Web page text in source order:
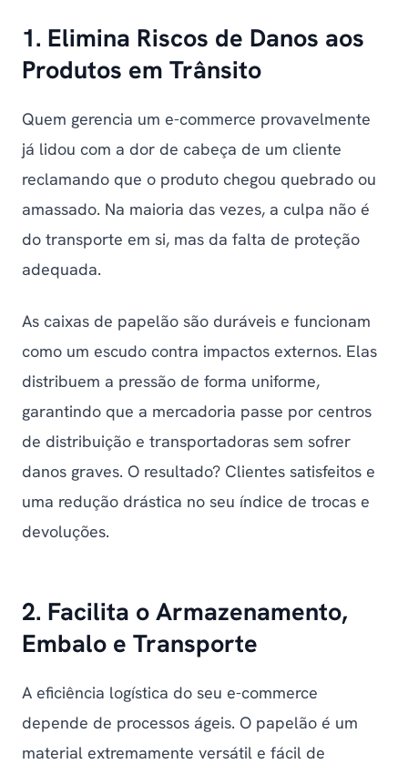
1. Elimina Riscos de Danos aos
Produtos em Trânsito
Quem gerencia um e-commerce provavelmente
já lidou com a dor de cabeça de um cliente
reclamando que o produto chegou quebrado ou
amassado. Na maioria das vezes, a culpa não é
do transporte em si, mas da falta de proteção
adequada.
As caixas de papelão são duráveis e funcionam
como um escudo contra impactos externos. Elas
distribuem a pressão de forma uniforme,
garantindo que a mercadoria passe por centros
de distribuição e transportadoras sem sofrer
danos graves. O resultado? Clientes satisfeitos e
uma redução drástica no seu índice de trocas e
devoluções.
2. Facilita o Armazenamento,
Embalo e Transporte
A eficiência logística do seu e-commerce
depende de processos ágeis. O papelão é um
material extremamente versátil e fácil de